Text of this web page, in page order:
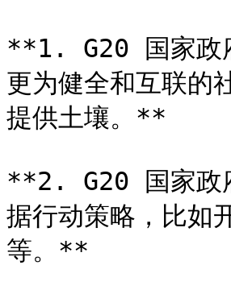
**1. G20 国家政
更为健全和互联的
提供土壤。**
**2. G20 国家政
据行动策略，比如
等。**